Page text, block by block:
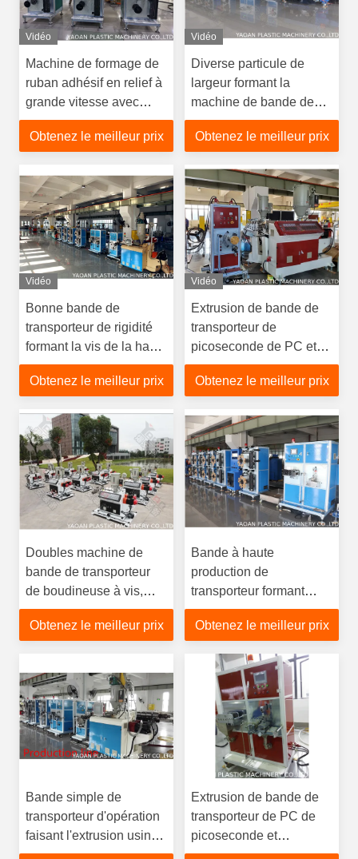
Vidéo
Machine de formage de
ruban adhésif en relief à
grande vitesse avec
technologie de
traitement avancée
Obtenez le meilleur prix
Vidéo
Diverse particule de
largeur formant la
machine de bande de
transporteur avec la
norme de RoHS
Obtenez le meilleur prix
Vidéo
Bonne bande de
transporteur de rigidité
formant la vis de la haute
performance 45mm de
machine
Obtenez le meilleur prix
Vidéo
Extrusion de bande de
transporteur de
picoseconde de PC et
machine innovatrices de
formation pour les
électroniques
Obtenez le meilleur prix
Doubles machine de
bande de transporteur
de boudineuse à vis,
bande et machine de
conditionnement de
Obtenez le meilleur prix
Bande à haute
production de
transporteur formant
l'épaisseur forte de la
dureté 0.2mm-0.5mm de
Obtenez le meilleur prix
Bande simple de
transporteur d'opération
faisant l'extrusion usiner
la garantie de 1 an
Extrusion de bande de
transporteur de PC de
picoseconde et
formation de la vitesse